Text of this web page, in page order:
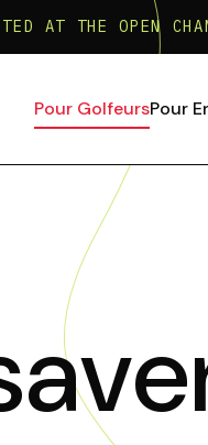
AT THE OPEN
Pour GolfeursPour